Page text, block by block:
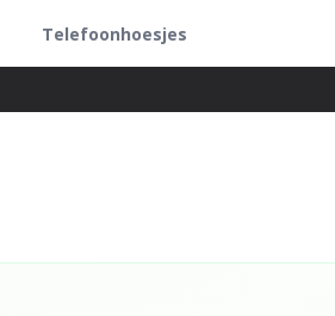
Telefoonhoesjes